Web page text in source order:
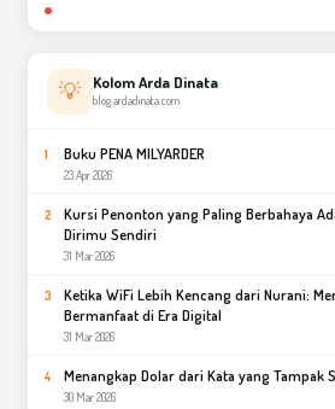
💡 Kolom Arda Dinata
blog.ardadinata.com
1 Buku PENA MILYARDER
23 Apr 2026
2
Kursi Penonton yang Paling Berbahaya
Dirimu Sendiri
31 Mar 2026
3
Ketika WiFi Lebih Kencang dari Nurani:
Bermanfaat di Era Digital
31 Mar 2026
4 Menangkap Dolar dari Kata yang Tampak
30 Mar 2026